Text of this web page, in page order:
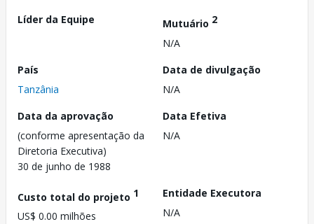
Líder da Equipe
Mutuário 2
N/A
País
Tanzânia
Data de divulgação
N/A
Data da aprovação
(conforme apresentação da
Diretoria Executiva)
30 de junho de 1988
Data Efetiva
N/A
Custo total do projeto 1
US$ 0.00 milhões
Entidade Executora
N/A